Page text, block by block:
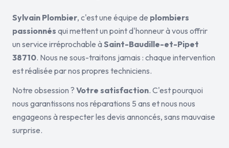
Sylvain Plombier, c'est une équipe de plombiers
passionnés qui mettent un point d'honneur à vous offrir
un service irréprochable àSaint-Baudille-et-Pipet
38710. Nous ne sous-traitons jamais : chaque intervention
est réalisée par nos propres techniciens.
Notre obsession ? Votre satisfaction. C'est pourquoi
nous garantissons nos réparations 5 ans et nous nous
engageons à respecter les devis annoncés, sans mauvaise
surprise.